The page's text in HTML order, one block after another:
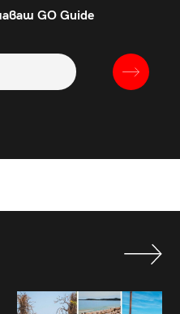
GO Guide